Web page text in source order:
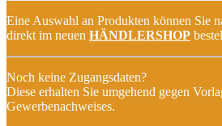
Eine Auswahl an Produkten können Sie
direkt im neuen HÄNDLERSHOP
Noch keine Zugangsdaten?
Diese erhalten Sie umgehend gegen
Gewerbenachweises.